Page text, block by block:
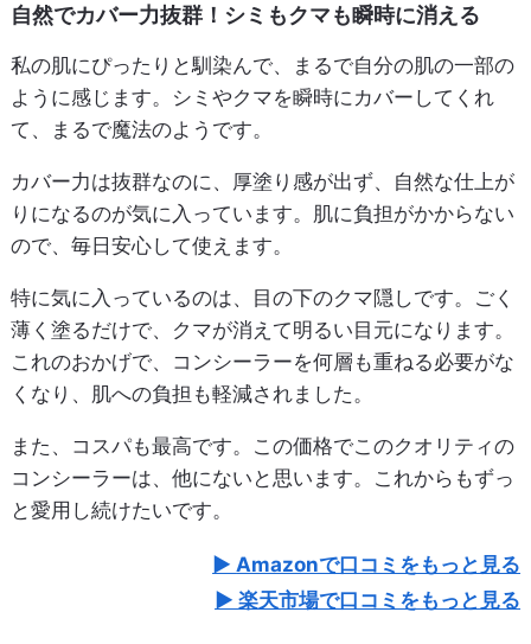
自然でカバー力抜群！シミもクマも瞬時に消える
私の肌にぴったりと馴染んで、まるで自分の肌の一部の
ように感じます。シミやクマを瞬時にカバーしてくれ
て、まるで魔法のようです。
カバー力は抜群なのに、厚塗り感が出ず、自然な仕上が
りになるのが気に入っています。肌に負担がかからない
ので、毎日安心して使えます。
特に気に入っているのは、目の下のクマ隠しです。ごく
薄く塗るだけで、クマが消えて明るい目元になります。
これのおかげで、コンシーラーを何層も重ねる必要がな
くなり、肌への負担も軽減されました。
また、コスパも最高です。この価格でこのクオリティの
コンシーラーは、他にないと思います。これからもずっ
と愛用し続けたいです。
Amazonで口コミをもっと見る
楽天市場で口コミをもっと見る